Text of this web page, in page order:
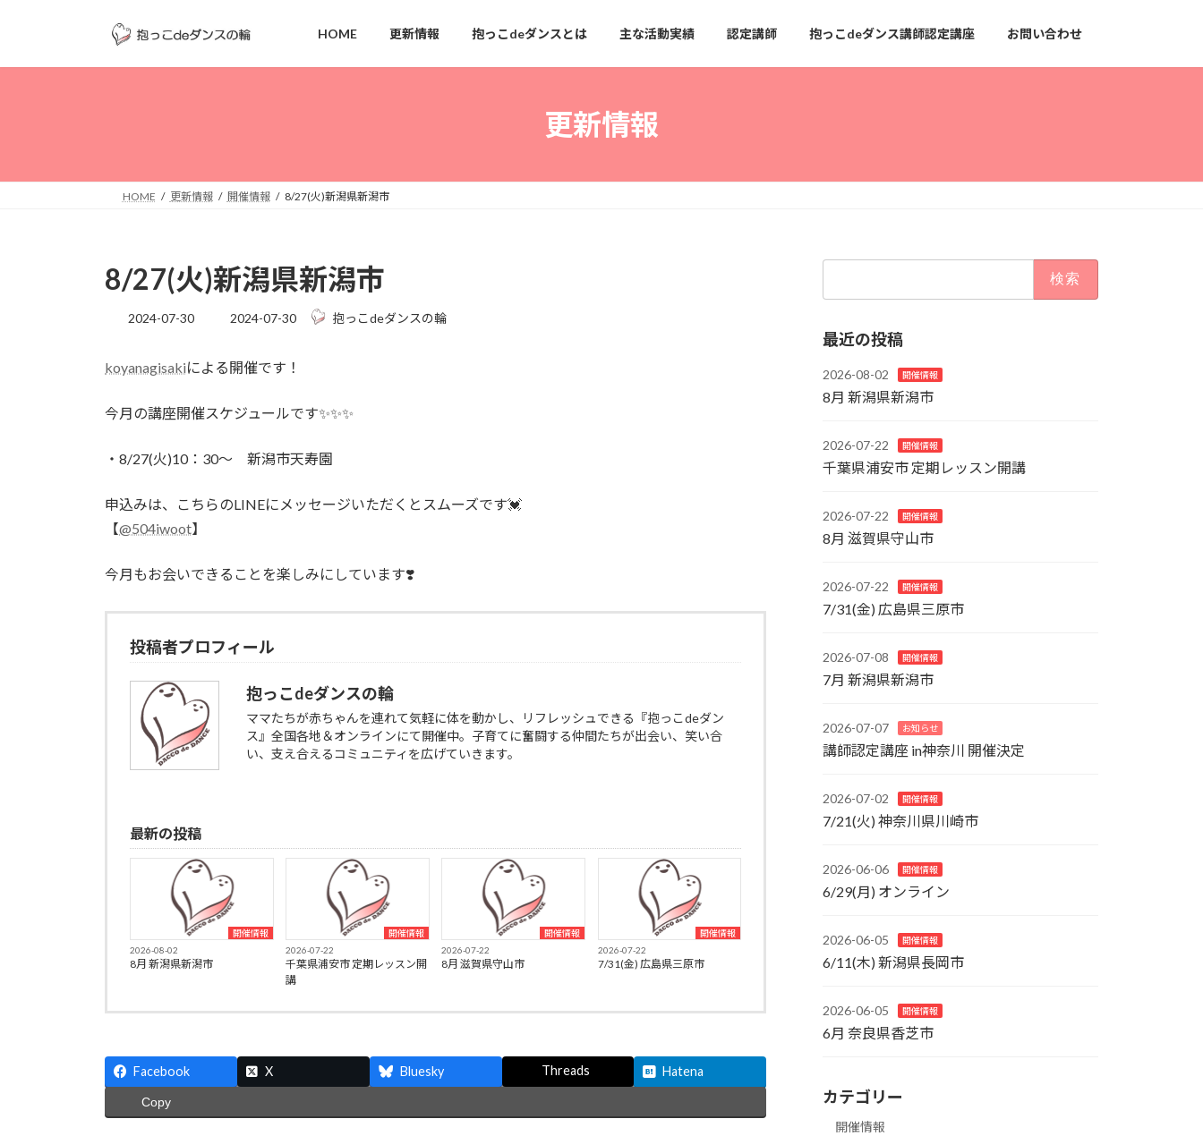
ッ
移
HOME 更新情報 抱っこdeダンスとは 主な活動実績 認定講師 抱っこdeダンス講師認定講座 お問い合わせ
更新情報
HOME 更新情報 開催情報 8/27(火)新潟県新潟市
8/27(火)新潟県新潟市
2024-07-30
最
新
2024-07-30 抱っこdeダンスの輪
koyanagisakiによる開催です！
今月の講座開催スケジュールです✨✨✨
・8/27(火)10：30～ 新潟市天寿園
申込みは、こちらのLINEにメッセージいただくとスムーズです💓
【@504iwoot】
今月もお会いできることを楽しみにしています❣️
投稿者プロフィール
抱っこdeダンスの輪
ママたちが赤ちゃんを連れて気軽に体を動かし、リフレッシュできる『抱っこdeダン
ス』全国各地＆オンラインにて開催中。子育てに奮闘する仲間たちが出会い、笑い合
い、支え合えるコミュニティを広げていきます。
最新の投稿
開催情報
2026-08-02
8月 新潟県新潟市
開催情報
2026-07-22
千葉県浦安市 定期レッスン開
講
開催情報
2026-07-22
8月 滋賀県守山市
開催情報
2026-07-22
7/31(金) 広島県三原市
Facebook X Bluesky Threads Hatena
Copy
最近の投稿
2026-08-02 開催情報
8月 新潟県新潟市
2026-07-22 開催情報
千葉県浦安市 定期レッスン開講
2026-07-22 開催情報
8月 滋賀県守山市
2026-07-22 開催情報
7/31(金) 広島県三原市
2026-07-08 開催情報
7月 新潟県新潟市
2026-07-07 お知らせ
講師認定講座 in神奈川 開催決定
2026-07-02 開催情報
7/21(火) 神奈川県川崎市
2026-06-06 開催情報
6/29(月) オンライン
2026-06-05 開催情報
6/11(木) 新潟県長岡市
2026-06-05 開催情報
6月 奈良県香芝市
カテゴリー
開催情報